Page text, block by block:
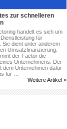
zur schnelleren
handelt es sich um
für
Sie dient unter anderem
Umsatzfinanzierung.
der Factor die
Unternehmens. Der
dem Unternehmen dafür
für …
Weitere Artikel »